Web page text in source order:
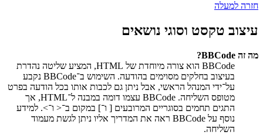
חזרה למעלה
עיצוב טקסט וסוגי נושאים
מה זה BBCode?
BBCode הוא צורה מיוחדת של HTML, המציע שליטה נהדרת
בעיצוב בחלקים מסוימים בהודעה. השימוש ב־BBCode נקבע
על־ידי המנהל הראשי, אבל ניתן גם לכבות אותו בכל הודעה בפרט
מטופס השליחה. BBCode עצמו דומה במבנה ל־HTML, אך
התגים תחמים בסוגריים המרובעים [ ו־] במקום ב־< ו־>. למידע
נוסף על BBCode ראה את המדריך אליו ניתן לגשת מעמוד
השליחה.